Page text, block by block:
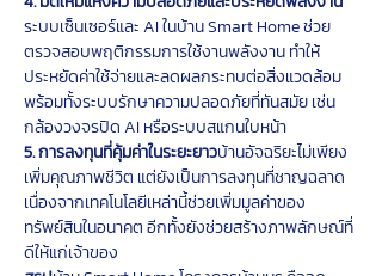
ระบบเซ็นเซอร์และ AI ในบ้าน Smart Home ช่วย
ตรวจสอบพฤติกรรมการใช้งานพลังงาน ทำให้
ประหยัดค่าใช้จ่ายและลดผลกระทบต่อสิ่งแวดล้อม
พร้อมทั้งระบบรักษาความปลอดภัยที่ทันสมัย เช่น
กล้องวงจรปิด AI หรือระบบสแกนใบหน้า
5. การลงทุนที่คุ้มค่าในระยะยาวบ้านอัจฉริยะไม่เพียง
เพิ่มคุณภาพชีวิต แต่ยังเป็นการลงทุนที่ชาญฉลาด
เนื่องจากเทคโนโลยีเหล่านี้ช่วยเพิ่มมูลค่าของ
ทรัพย์สินในอนาคต อีกทั้งยังช่วยสร้างภาพลักษณ์ที่
ดีให้แก่เจ้าของ